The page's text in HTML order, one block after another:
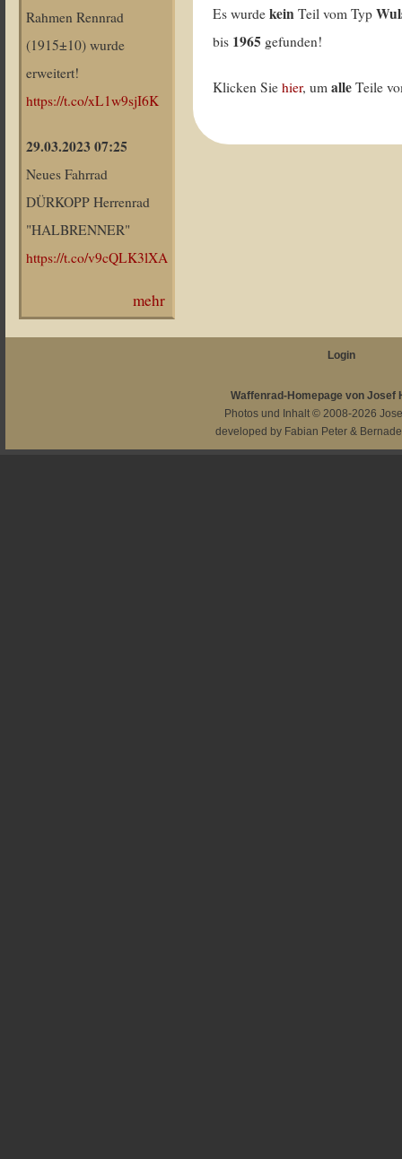
Rahmen Rennrad
(1915±10) wurde
erweitert!
https://t.co/xL1w9sjI6K
29.03.2023 07:25
Neues Fahrrad
DÜRKOPP Herrenrad
"HALBRENNER"
https://t.co/v9cQLK3lXA
mehr
Es wurdekein Teil vom Typ
bis 1965 gefunden!
Klicken Siehier, umalle Teile
Login
Waffenrad-Homepage von Josef
Photos und Inhalt © 2008-2026
developed by Fabian Peter &